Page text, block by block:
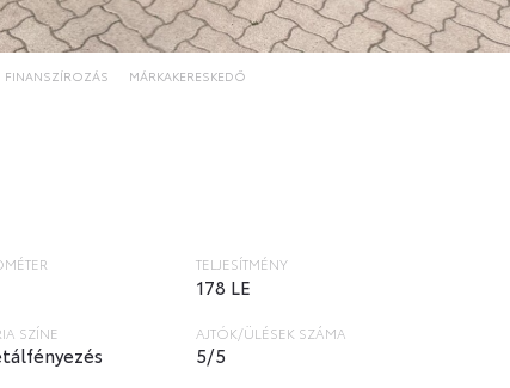
FINANSZÍROZÁS MÁRKAKERESKEDŐ
TELJESÍTMÉNY
178 LE
SZÍNE AJTÓK/ÜLÉSEK SZÁMA
5/5